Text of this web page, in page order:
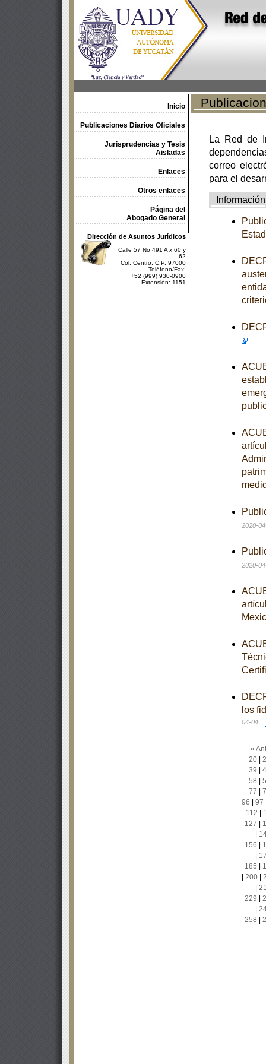
Inicio
Publicaciones Diarios Oficiales
Jurisprudencias y Tesis
Aisladas
Enlaces
Otros enlaces
Página del
Abogado General
Dirección de Asuntos Jurídicos
Calle 57 No 491 A x 60 y
62
Col. Centro, C.P. 97000
Teléfono/Fax:
+52 (999) 930-0900
Extensión: 1151
La Red de
correo
para el
Información
2020-
2020-
los
04-04
«
20|
39
58
77
96
97
112
127
156
185
200|
229
258